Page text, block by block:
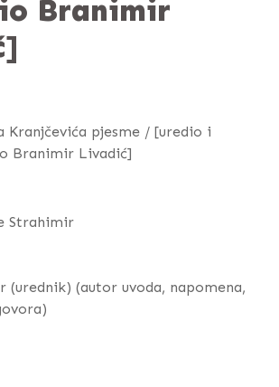
Branimir
Kranjčevića pjesme / [uredio i
Branimir Livadić]
Strahimir
(urednik) (autor uvoda, napomena,